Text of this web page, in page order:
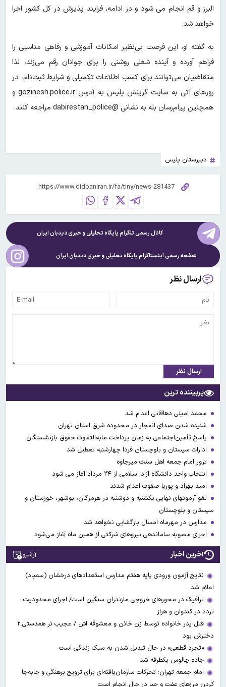
البرز و قم انجام می شود و در ادامه، فرایند پذیرش در کل کشور اجرا
خواهد شد.
به گفته او، این فرصت بی‌نظیر امکانات آموزشی و رفاهی مناسبی را
فراهم آورده و آینده شغلی روشنی را برای جوانان رقم می‌زند، لذا
متقاضیان می‌توانند برای کسب اطلاعات تکمیلی و شرایط ثبت‌نام، در
روزهای آتی به سایت گزینش پلیس به آدرس gozinesh.police.ir و
همچنین پیام‌رسان بله به نشانی @dabirestan_police مراجعه کنند.
دبیرستان پلیس
کانال رسمی تلگرام پایگاه تحلیلی و خبریدیدبان ایران
صفحه رسمی اینستاگرام پایگاه تحلیلی و خبریدیدبان ایران
ارسال نظر
ارسال نظر
پربیننده ترین
محمد امینی دهاقانی اعدام شد
شنیده شدن صدای انفجار در محدوده شرق استان تهران
پاسخ تأمین‌اجتماعی به زمان پرداخت مابه‌التفاوت حقوق بازنشستگان
ادارات سیستان و بلوچستان فردا چهارشنبه تعطیل شد
ترور امام جمعه اهل سنت میرجاوه
انتخاب واحد دانشگاه آزاد اسلامی از ۲۴ مرداد آغاز می شود
امید بهزاد و پوریا صفوت اعدام شدند
لغو آزمونهای نهایی یکشنبه و دوشنبه در هرمزگان، بوشهر، خوزستان و
سیستان و بلوچستان
مدارس در مهرماه امسال بازگشایی نخواهد شد
اجرای مصوبه ساماندهی نیرو‌های شرکتی از همین ماه آغاز می‌شود
آخرین اخبار آرشیو
نتایج آزمون ورودی پایه هفتم مدارس استعدادهای درخشان (سمپاد)
اعلام شد
ترافیک در محورهای خروجی مازندران سنگین است/ اجرای محدودیت
تردد در کندوان و هراز
قتل پدر خانواده توسط زن خائن و معشوقه اش / عجیب تر همدستی ۲
دخترش بود
«تجرد قطعی» در حال تبدیل شدن به سبک زندگی است
جاده چالوس یکطرفه شد
امام جمعه تهران: تحرکات سازمان‌یافته‌ای برای ترویج برهنگی و جابه‌جا
کردن مرزهای عفت و حیا در حال انجام است